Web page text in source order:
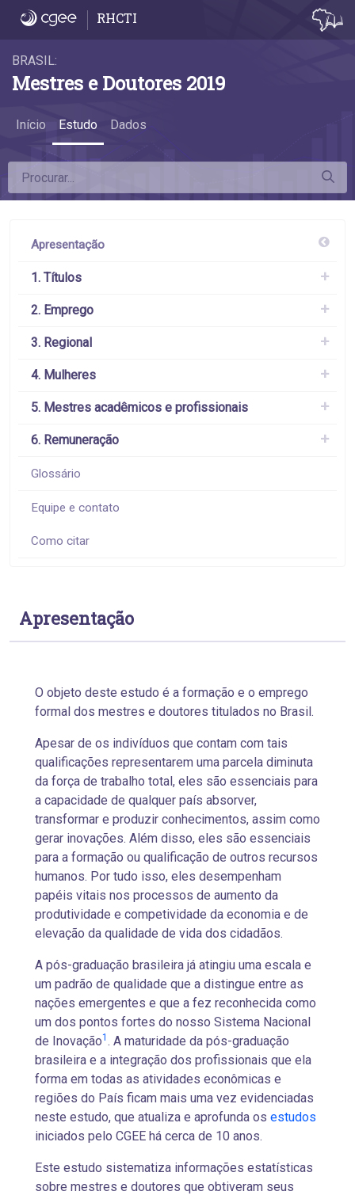
Estudo RHCTI
BRASIL:
Mestres e Doutores 2019
Início Estudo Dados
Apresentação
1. Títulos
2. Emprego
3. Regional
4. Mulheres
5. Mestres acadêmicos e profissionais
6. Remuneração
Glossário
Equipe e contato
Como citar
Apresentação
O objeto deste estudo é a formação e o emprego
formal dos mestres e doutores titulados no Brasil.
Apesar de os indivíduos que contam com tais
qualificações representarem uma parcela diminuta
da força de trabalho total, eles são essenciais para
a capacidade de qualquer país absorver,
transformar e produzir conhecimentos, assim como
gerar inovações. Além disso, eles são essenciais
para a formação ou qualificação de outros recursos
humanos. Por tudo isso, eles desempenham
papéis vitais nos processos de aumento da
produtividade e competividade da economia e de
elevação da qualidade de vida dos cidadãos.
A pós-graduação brasileira já atingiu uma escala e
um padrão de qualidade que a distingue entre as
nações emergentes e que a fez reconhecida como
um dos pontos fortes do nosso Sistema Nacional
de Inovação1 . A maturidade da pós-graduação
brasileira e a integração dos profissionais que ela
forma em todas as atividades econômicas e
regiões do País ficam mais uma vez evidenciadas
neste estudo, que atualiza e aprofunda os estudos
iniciados pelo CGEE há cerca de 10 anos.
Este estudo sistematiza informações estatísticas
sobre mestres e doutores que obtiveram seus